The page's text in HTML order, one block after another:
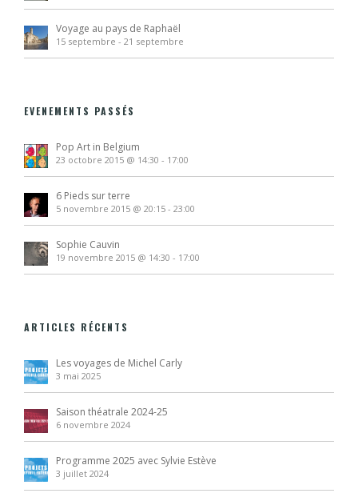
Voyage au pays de Raphaël
15 septembre - 21 septembre
EVENEMENTS PASSÉS
Pop Art in Belgium
23 octobre 2015 @ 14:30 - 17:00
6 Pieds sur terre
5 novembre 2015 @ 20:15 - 23:00
Sophie Cauvin
19 novembre 2015 @ 14:30 - 17:00
ARTICLES RÉCENTS
Les voyages de Michel Carly
3 mai 2025
Saison théatrale 2024-25
6 novembre 2024
Programme 2025 avec Sylvie Estève
3 juillet 2024